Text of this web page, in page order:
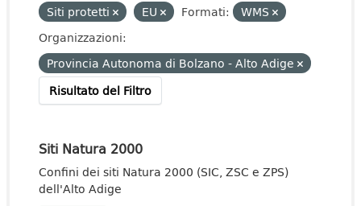
Siti protetti
EU Formati:
WMS
Organizzazioni:
Provincia Autonoma di Bolzano - Alto Adige
Risultato del Filtro
Siti Natura 2000
Confini dei siti Natura 2000 (SIC, ZSC e ZPS)
dell'Alto Adige